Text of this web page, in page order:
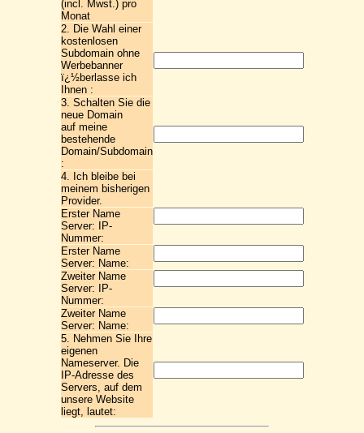
(incl. Mwst.) pro
Monat
2. Die Wahl einer
kostenlosen
Subdomain ohne
Werbebanner
ï¿½berlasse ich
Ihnen :
3. Schalten Sie die
neue Domain
auf meine
bestehende
Domain/Subdomain
:
4. Ich bleibe bei
meinem bisherigen
Provider.
Erster Name
Server: IP-
Nummer:
Erster Name
Server: Name:
Zweiter Name
Server: IP-
Nummer:
Zweiter Name
Server: Name:
5. Nehmen Sie Ihre
eigenen
Nameserver. Die
IP-Adresse des
Servers, auf dem
unsere Website
liegt, lautet: